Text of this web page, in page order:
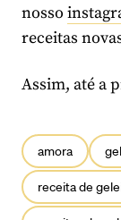
nosso
receitas
Assim, até a
amora
receita de